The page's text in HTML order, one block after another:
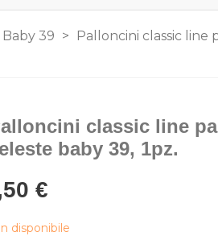
39 > Palloncini classic line
classic line
baby 39, 1pz.
€
disponibile